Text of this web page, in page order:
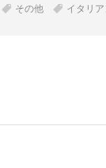
その他 イタリア